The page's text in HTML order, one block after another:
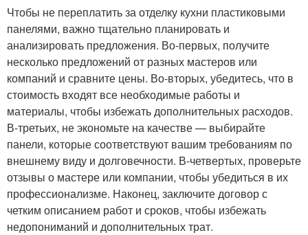
Чтобы не переплатить за отделку кухни пластиковыми
панелями, важно тщательно планировать и
анализировать предложения. Во-первых, получите
несколько предложений от разных мастеров или
компаний и сравните цены. Во-вторых, убедитесь, что в
стоимость входят все необходимые работы и
материалы, чтобы избежать дополнительных расходов.
В-третьих, не экономьте на качестве — выбирайте
панели, которые соответствуют вашим требованиям по
внешнему виду и долговечности. В-четвертых, проверьте
отзывы о мастере или компании, чтобы убедиться в их
профессионализме. Наконец, заключите договор с
четким описанием работ и сроков, чтобы избежать
недопониманий и дополнительных трат.